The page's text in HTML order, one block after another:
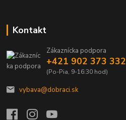
Kontakt
Zákaznícka podpora
+421 902 373 332
(Po-Pia, 9-16:30 hod)
vybava@dobraci.sk